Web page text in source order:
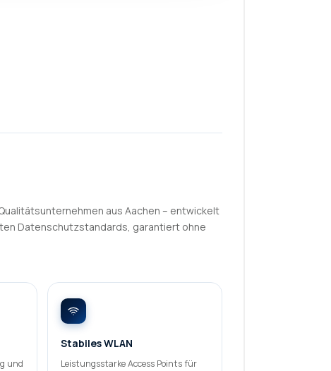
aus Aachen – entwickelt
Datenschutzstandards, garantiert ohne
und
Stabiles WLAN
Leistungsstarke Access Points für